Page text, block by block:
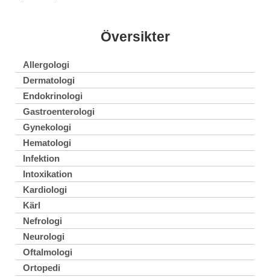
Översikter
Allergologi
Dermatologi
Endokrinologi
Gastroenterologi
Gynekologi
Hematologi
Infektion
Intoxikation
Kardiologi
Kärl
Nefrologi
Neurologi
Oftalmologi
Ortopedi